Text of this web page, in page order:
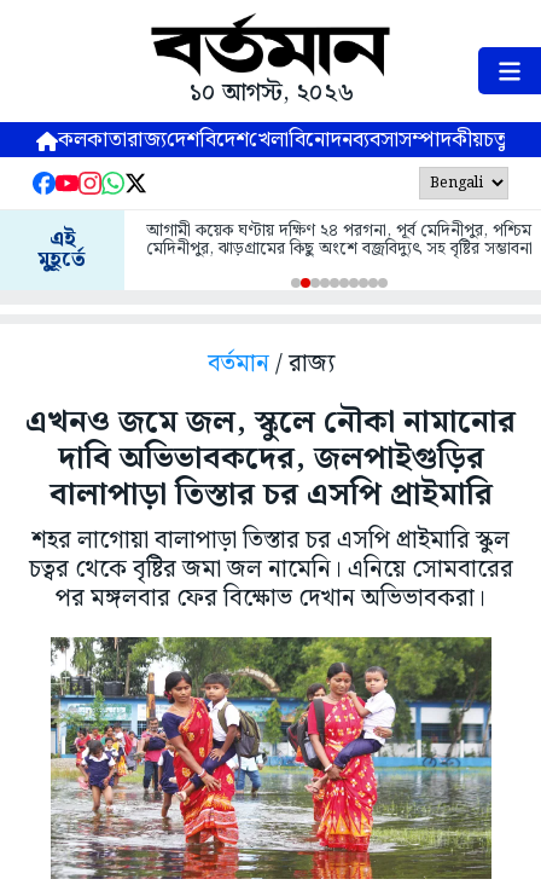
১০ আগস্ট, ২০২৬
কলকাতারাজ্যদেশবিদেশখেলাবিনোদনব্যবসাসম্পাদকীয়
এই
মুহূর্তে
আগামী কয়েক ঘণ্টায় দক্ষিণ ২৪ পরগনা, পূর্ব মেদিনীপুর, পশ্চিম
মেদিনীপুর, ঝাড়গ্রামের কিছু অংশে বজ্রবিদ্যুৎ সহ বৃষ্টির সম্ভাবনা
বর্তমান/ রাজ্য
এখনও জমে জল, স্কুলে নৌকা নামানোর
দাবি অভিভাবকদের, জলপাইগুড়ির
বালাপাড়া তিস্তার চর এসপি প্রাইমারি
শহর লাগোয়া বালাপাড়া তিস্তার চর এসপি প্রাইমারি স্কুল
চত্বর থেকে বৃষ্টির জমা জল নামেনি। এনিয়ে সোমবারের
পর মঙ্গলবার ফের বিক্ষোভ দেখান অভিভাবকরা।